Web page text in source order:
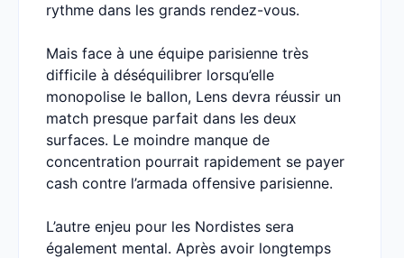
rythme dans les grands rendez-vous.
Mais face à une équipe parisienne très
difficile à déséquilibrer lorsqu’elle
monopolise le ballon, Lens devra réussir un
match presque parfait dans les deux
surfaces. Le moindre manque de
concentration pourrait rapidement se payer
cash contre l’armada offensive parisienne.
L’autre enjeu pour les Nordistes sera
également mental. Après avoir longtemps